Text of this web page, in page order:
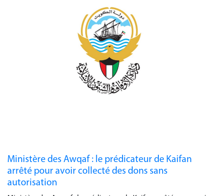
Ministère des Awqaf : le prédicateur de Kaifan
arrêté pour avoir collecté des dons sans
autorisation